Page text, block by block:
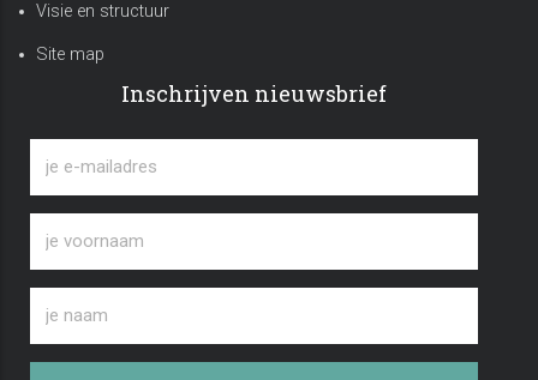
Visie en structuur
Site map
Inschrijven nieuwsbrief